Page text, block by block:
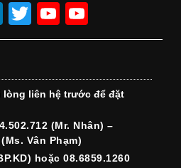
Li
n
e
dI
n
T
wi
er
Y
o
T
u
b
e
o
T
u
b
e
lòng liên hệ trước để đặt
(Mr. Nhân) –
Vân Phạm)
hoặc 08.6859.1260